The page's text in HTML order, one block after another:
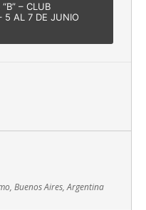
– CLUB
5 AL 7 DE JUNIO
Buenos Aires, Argentina